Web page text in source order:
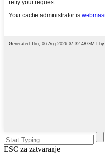
ESC za zatvaranje